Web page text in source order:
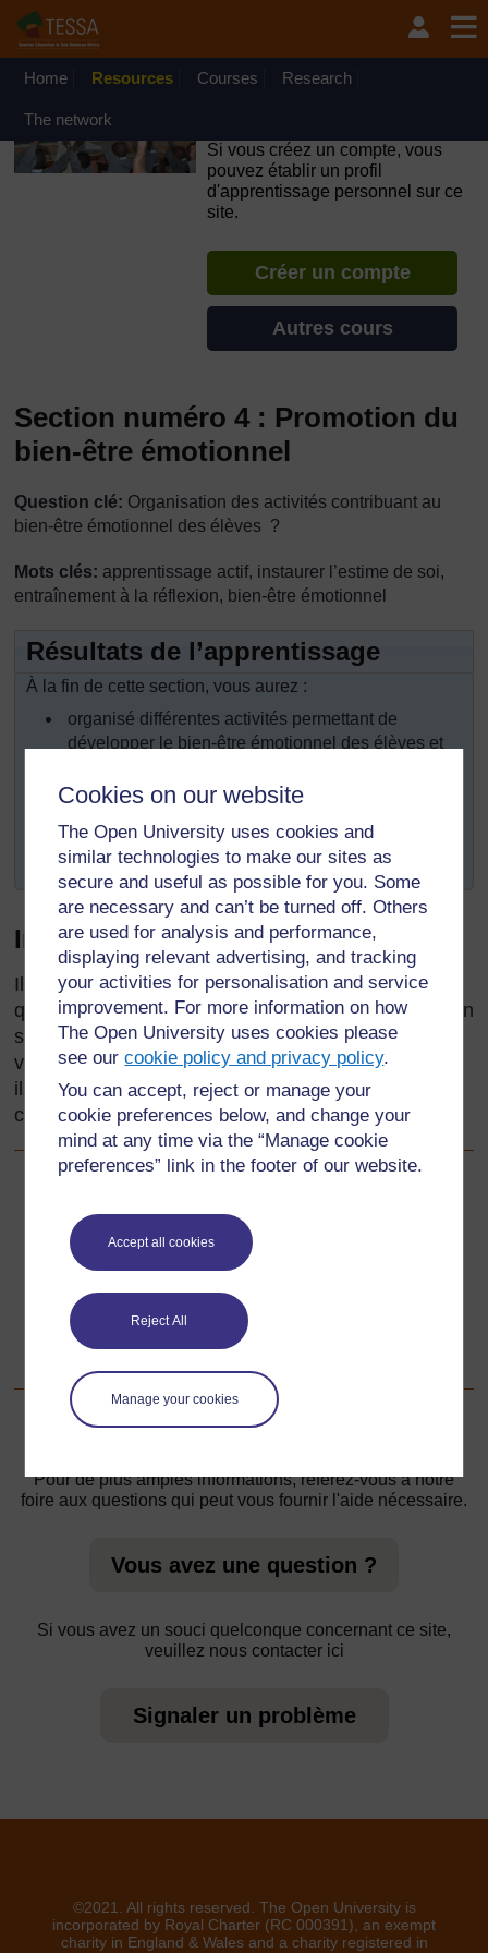
Cookies on our website
The Open University uses cookies and
similar technologies to make our sites as
secure and useful as possible for you. Some
are necessary and can’t be turned off. Others
are used for analysis and performance,
displaying relevant advertising, and tracking
your activities for personalisation and service
improvement. For more information on how
The Open University uses cookies please
see ourcookie policy and privacy policy.
You can accept, reject or manage your
cookie preferences below, and change your
mind at any time via the “Manage cookie
preferences” link in the footer of our website.
Accept all cookies
Reject All
Manage your cookies
Passer au contenu principal
OpenLearn Create will be unavailable on Wednesday 12
August 2026 from 8am to 10.30am (GMT) due to routine
Home Resources Courses Research
The network
Si vous créez un compte, vous
pouvez établir un profil
d'apprentissage personnel sur ce
site.
Créer un compte
Autres cours
Section numéro 4 : Promotion du
bien-être émotionnel
Question clé: Organisation des activités contribuant au
bien-être émotionnel des élèves ?
Mots clés: apprentissage actif, instaurer l’estime de soi,
entraînement à la réflexion, bien-être émotionnel
Résultats de l’apprentissage
À la fin de cette section, vous aurez :
organisé différentes activités permettant de
développer le bien-être émotionnel des élèves et
travaillé d’une manière positive et affirmative;
réfléchi à votre propre comportement en
développant le bien-être émotionnel de vos élèves.
Introduction
Il est beaucoup plus facile et amusant d’apprendre
quand on se sent en sécurité et qu’on a confiance en
soi. En respectant et en soutenant les élèves dans
votre classe, en préparant des activités auxquelles
ils auront l'impression d'avoir participé, vous
contribuez à leur bien-être émotionnel.
Ressource 3: Aliments locaux
Suivant
Suivant
1. Apprendre à partager et à mettre en partage
Pour de plus amples informations, référez-vous à notre
foire aux questions qui peut vous fournir l'aide nécessaire.
Vous avez une question ?
Si vous avez un souci quelconque concernant ce site,
veuillez nous contacter ici
Signaler un problème
©2021. All rights reserved. The Open University is
incorporated by Royal Charter (RC 000391), an exempt
charity in England & Wales and a charity registered in